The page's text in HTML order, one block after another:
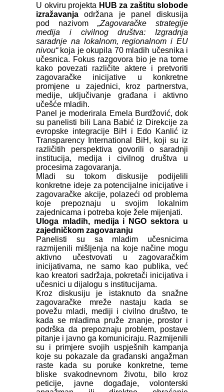
U okviru projekta HUB za zaštitu slobode
izražavanjaodržana je panel diskusija
pod nazivom „Zagovaračke strategije
medija i civilnog društva: Izgradnja
saradnje na lokalnom, regionalnom i EU
nivou“koja je okupila 70 mladih učesnika i
učesnica. Fokus razgovora bio je na tome
kako povezati različite aktere i pretvoriti
zagovaračke inicijative u konkretne
promjene u zajednici, kroz partnerstva,
medije, uključivanje građana i aktivno
učešće mladih.
Panel je moderirala Emela Burdžović, dok
su panelisti bili Lana Babić iz Direkcije za
evropske integracije BiH i Edo Kanlić iz
Transparency International BiH, koji su iz
različitih perspektiva govorili o saradnji
institucija, medija i civilnog društva u
procesima zagovaranja.
Mladi su tokom diskusije podijelili
konkretne ideje za potencijalne inicijative i
zagovaračke akcije, polazeći od problema
koje prepoznaju u svojim lokalnim
zajednicama i potreba koje žele mijenjati.
Uloga mladih, medija i NGO sektora u
zajedničkom zagovaranju
Panelisti su sa mladim učesnicima
razmijenili mišljenja na koje načine mogu
aktivno učestvovati u zagovaračkim
inicijativama, ne samo kao publika, već
kao kreatori sadržaja, pokretači inicijativa i
učesnici u dijalogu s institucijama.
Kroz diskusiju je istaknuto da snažne
zagovaračke mreže nastaju kada se
povežu mladi, mediji i civilno društvo, te
kada se mladima pruže znanje, prostor i
podrška da prepoznaju problem, postave
pitanje i javno ga komuniciraju. Razmijenili
su i primjere svojih uspješnih kampanja
koje su pokazale da građanski angažman
raste kada su poruke konkretne, teme
bliske svakodnevnom životu, bilo kroz
peticije, javne događaje, volonterski